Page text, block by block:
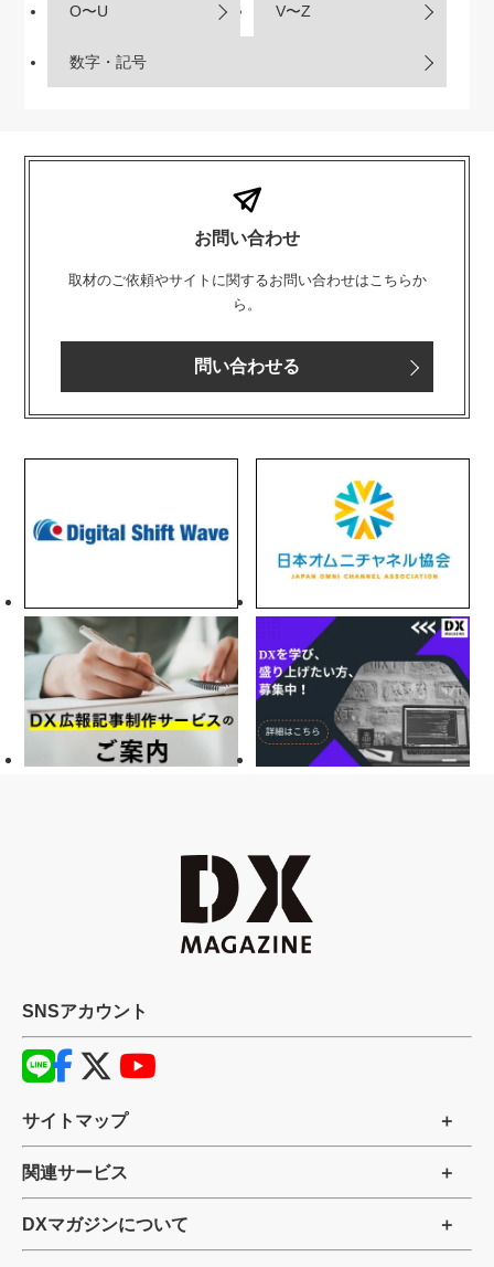
O〜U V〜Z
数字・記号
お問い合わせ
取材のご依頼やサイトに関するお問い合わせはこちらか
ら。
問い合わせる
SNSアカウント
サイトマップ
関連サービス
DXマガジンについて